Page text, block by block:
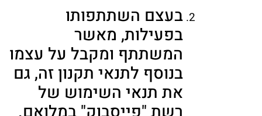
בעצם השתתפותו
בפעילות, מאשר
המשתתף ומקבל על עצמו
בנוסף לתנאי תקנון זה, גם
את תנאי השימוש של